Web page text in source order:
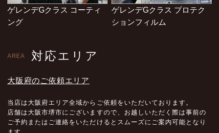
ゲレンデGクラス コーティ
ング
ゲレンデGクラス プロテク
ションフィルム
AREA 対応エリア
大阪府のご依頼エリア
当店は大阪府エリア全域からご依頼をいただいております。
店舗は大阪市堺市にございますので、お越しいただく際は事前の
ご予約またはご連絡をいただけるとスムーズにご案内可能となり